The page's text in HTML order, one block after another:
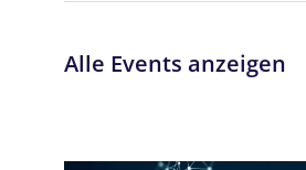
Alle Events anzeigen